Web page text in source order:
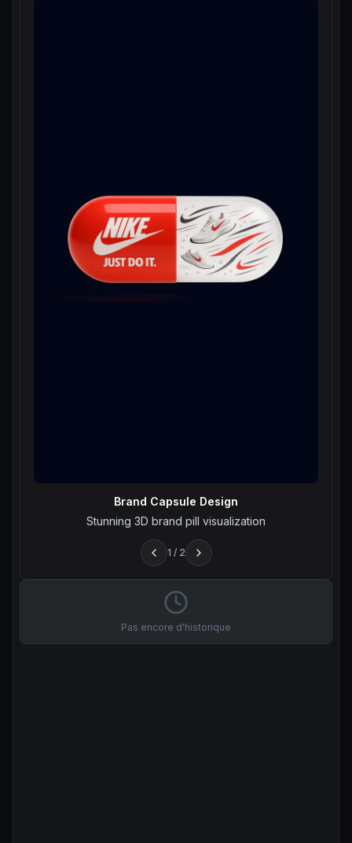
Brand Capsule Design
Stunning 3D brand pill visualization
1 / 2
Pas encore d'historique